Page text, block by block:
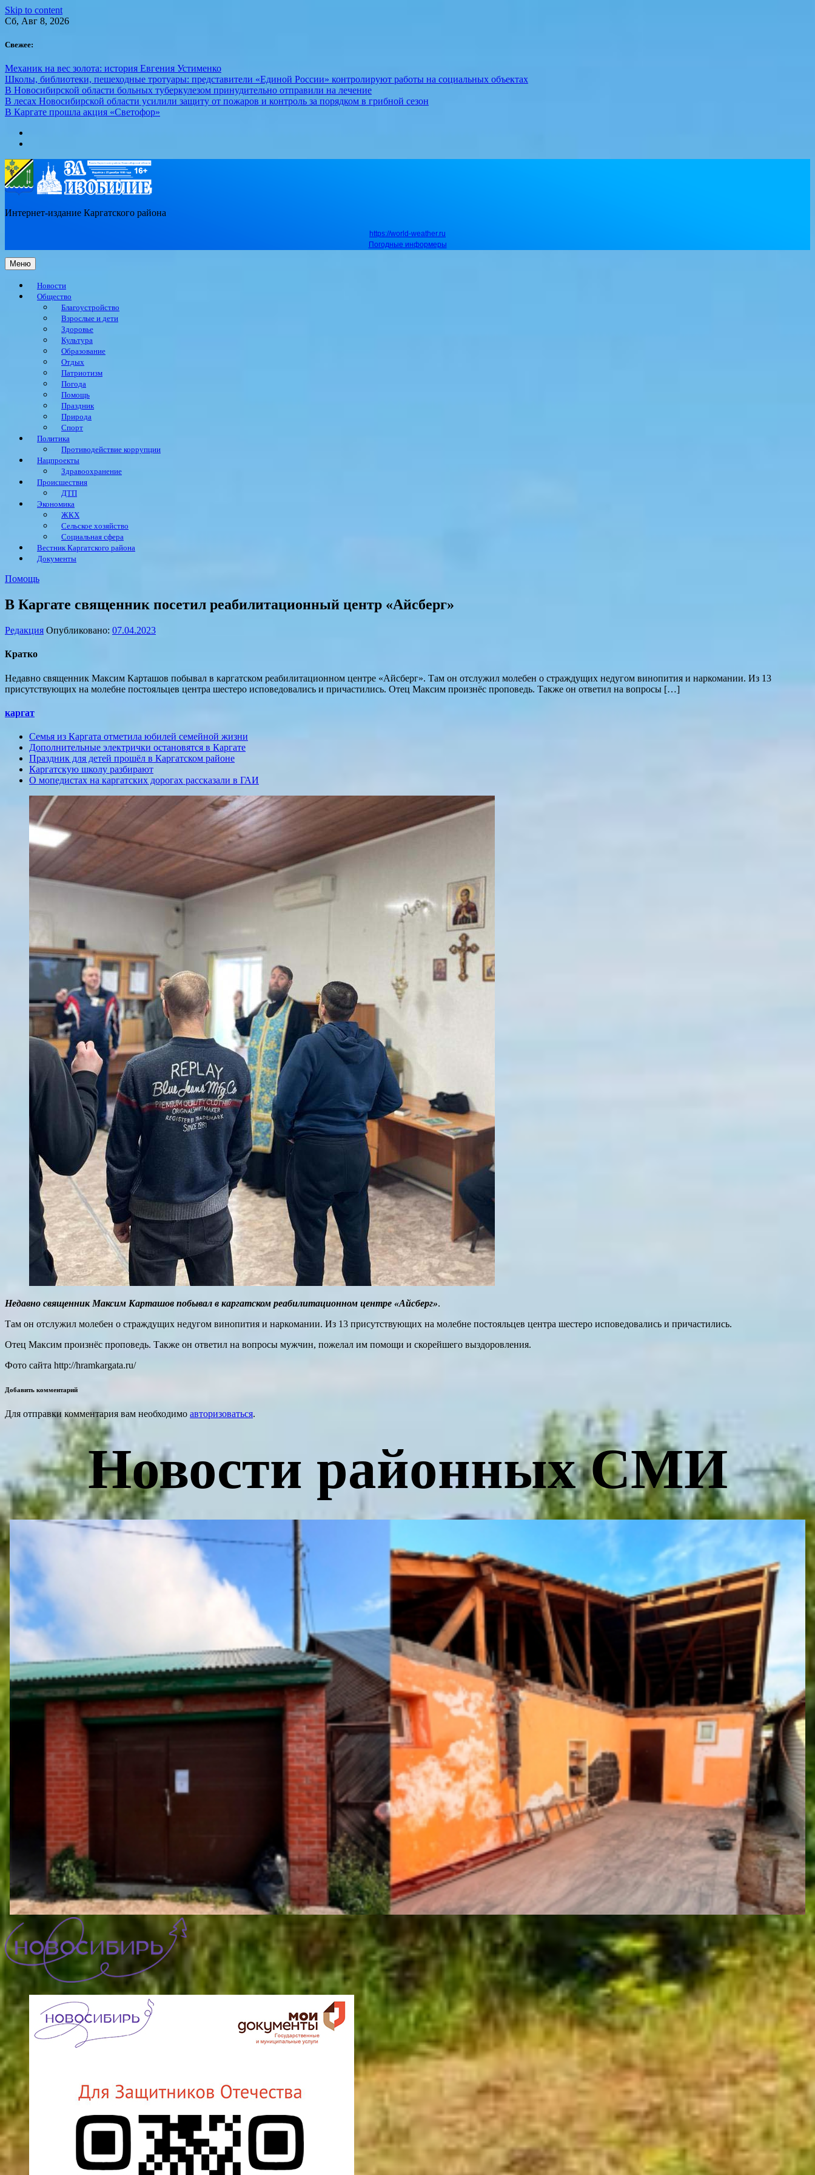
Skip to content
Сб, Авг 8, 2026
Свежее:
Механик на вес золота: история Евгения Устименко
Школы, библиотеки, пешеходные тротуары: представители «Единой России» контролируют работы на социальных объектах
В Новосибирской области больных туберкулезом принудительно отправили на лечение
В лесах Новосибирской области усилили защиту от пожаров и контроль за порядком в грибной сезон
В Каргате прошла акция «Светофор»
Интернет-издание Каргатского района
https://world-weather.ru
Погодные информеры
Меню
Новости
Общество
Благоустройство
Взрослые и дети
Здоровье
Культура
Образование
Отдых
Патриотизм
Погода
Помощь
Праздник
Природа
Спорт
Политика
Противодействие коррупции
Нацпроекты
Здравоохранение
Происшествия
ДТП
Экономика
ЖКХ
Сельское хозяйство
Социальная сфера
Вестник Каргатского района
Документы
Помощь
В Каргате священник посетил реабилитационный центр «Айсберг»
Редакция Опубликовано: 07.04.2023
Кратко
Недавно священник Максим Карташов побывал в каргатском реабилитационном центре «Айсберг». Там он отслужил молебен о страждущих недугом винопития и наркомании. Из 13
присутствующих на молебне постояльцев центра шестеро исповедовались и причастились. Отец Максим произнёс проповедь. Также он ответил на вопросы […]
каргат
Семья из Каргата отметила юбилей семейной жизни
Дополнительные электрички остановятся в Каргате
Праздник для детей прошёл в Каргатском районе
Каргатскую школу разбирают
О мопедистах на каргатских дорогах рассказали в ГАИ
Недавно священник Максим Карташов побывал в каргатском реабилитационном центре «Айсберг».
Там он отслужил молебен о страждущих недугом винопития и наркомании. Из 13 присутствующих на молебне постояльцев центра шестеро исповедовались и причастились.
Отец Максим произнёс проповедь. Также он ответил на вопросы мужчин, пожелал им помощи и скорейшего выздоровления.
Фото сайта http://hramkargata.ru/
Добавить комментарий
Для отправки комментария вам необходимо авторизоваться.